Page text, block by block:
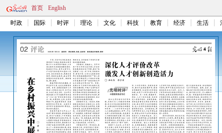
首页 English
时政 国际 时评 理论 文化 科技 教育 经济 生活